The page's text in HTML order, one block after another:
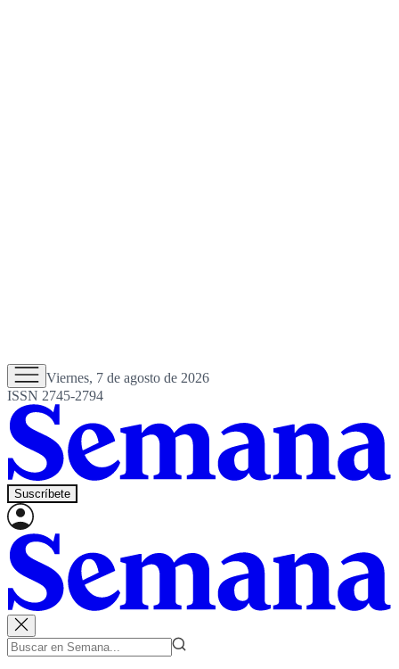
Viernes, 7 de agosto de 2026
ISSN 2745-2794
Suscríbete